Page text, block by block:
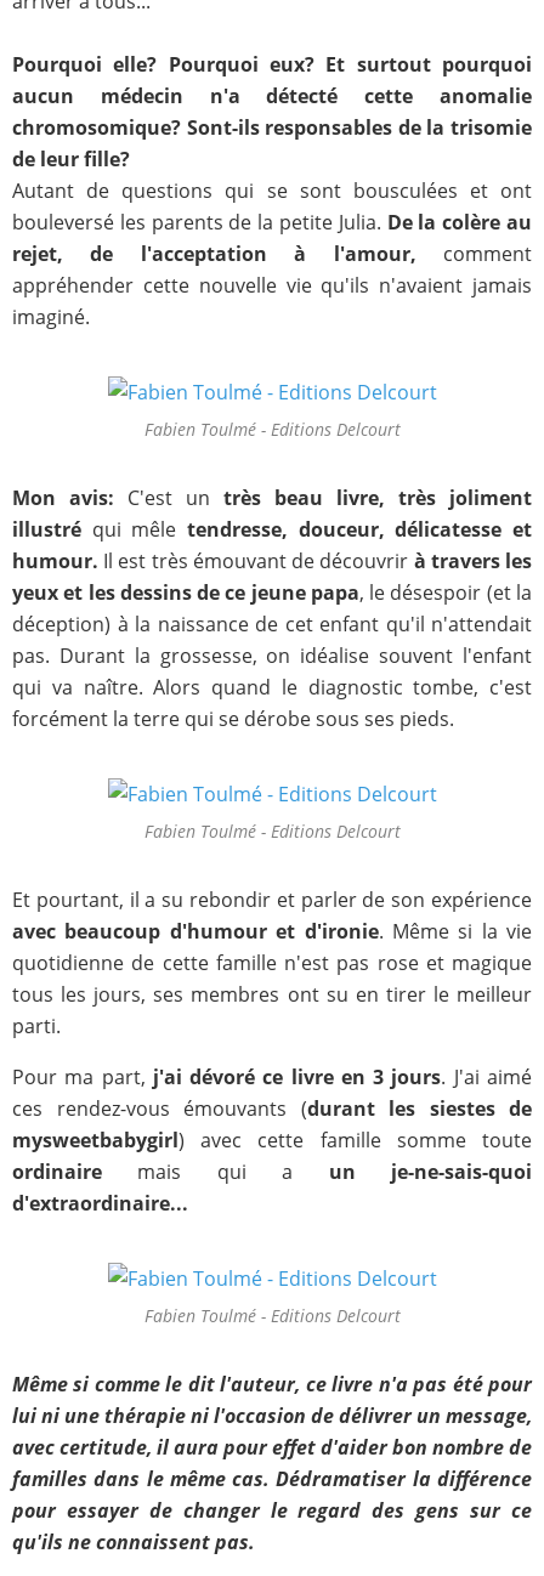
Pourquoi elle? Pourquoi eux? Et surtout pourquoi
aucun médecin n'a détecté cette anomalie
chromosomique? Sont-ils responsables de la trisomie
de leur fille?
Autant de questions qui se sont bousculées et ont
bouleversé les parents de la petite Julia. De la colère au
rejet, de l'acceptation à l'amour, comment
appréhender cette nouvelle vie qu'ils n'avaient jamais
imaginé.
Fabien Toulmé - Editions Delcourt
Mon avis: C'est un très beau livre, très joliment
illustré qui mêletendresse, douceur, délicatesse et
humour. Il est très émouvant de découvrir à travers les
yeux et les dessins de ce jeune papa, le désespoir (et la
déception) à la naissance de cet enfant qu'il n'attendait
pas. Durant la grossesse, on idéalise souvent l'enfant
qui va naître. Alors quand le diagnostic tombe, c'est
forcément la terre qui se dérobe sous ses pieds.
Fabien Toulmé - Editions Delcourt
Et pourtant, il a su rebondir et parler de son expérience
avec beaucoup d'humour et d'ironie. Même si la vie
quotidienne de cette famille n'est pas rose et magique
tous les jours, ses membres ont su en tirer le meilleur
parti.
Pour ma part, j'ai dévoré ce livre en 3 jours. J'ai aimé
ces rendez-vous émouvants (durant les siestes de
mysweetbabygirl) avec cette famille somme toute
ordinaire mais qui a un je-ne-sais-quoi
d'extraordinaire...
Fabien Toulmé - Editions Delcourt
Même si comme le dit l'auteur, ce livre n'a pas été pour
lui ni une thérapie ni l'occasion de délivrer un message,
avec certitude, il aura pour effet d'aider bon nombre de
familles dans le même cas. Dédramatiser la différence
pour essayer de changer le regard des gens sur ce
qu'ils ne connaissent pas.